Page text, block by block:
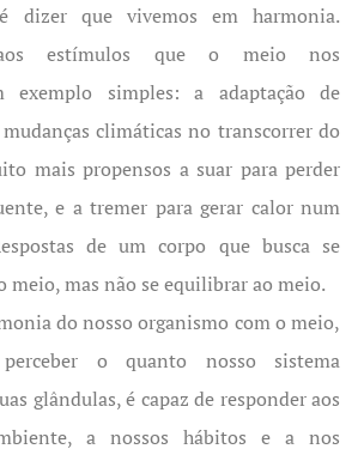
dizer que vivemos em harmonia.
aos estímulos que o meio nos
exemplo simples: a adaptação de
climáticas no transcorrer do
mais propensos a suar para perder
e a tremer para gerar calor num
de um corpo que busca se
meio, mas não se equilibrar ao meio.
do nosso organismo com o meio,
o quanto nosso sistema
glândulas, é capaz de responder aos
a nossos hábitos e a nos